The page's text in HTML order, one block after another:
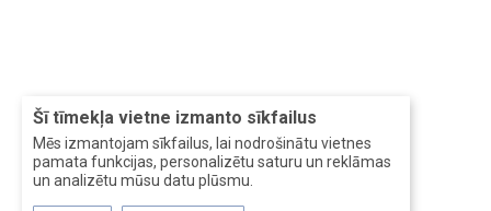
Šī tīmekļa vietne izmanto sīkfailus
Mēs izmantojam sīkfailus, lai nodrošinātu vietnes
pamata funkcijas, personalizētu saturu un reklāmas
un analizētu mūsu datu plūsmu.